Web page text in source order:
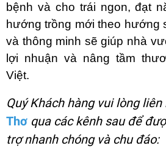
bệnh và cho trái ngon, đạt
hướng trồng mới theo hướng
và thông minh sẽ giúp nhà
lợi nhuận và nâng tầm
Việt.
Quý Khách hàng vui lòng liên
Thơ qua các kênh sau để
trợ nhanh chóng và chu đáo: